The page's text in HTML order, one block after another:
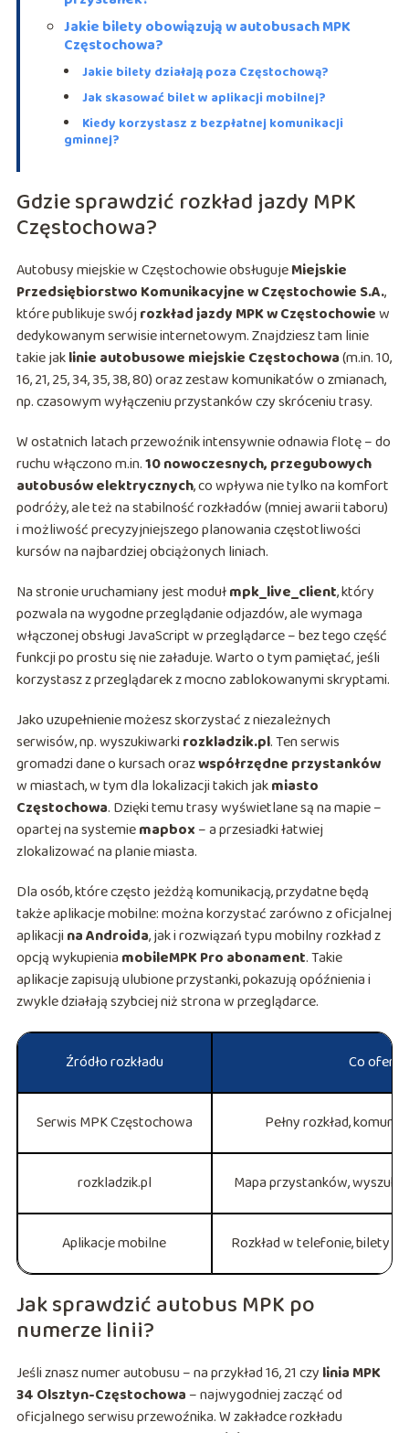
Jakie bilety obowiązują w autobusach MPK
Częstochowa?
Jakie bilety działają poza Częstochową?
Jak skasować bilet w aplikacji mobilnej?
Kiedy korzystasz z bezpłatnej komunikacji
gminnej?
Gdzie sprawdzić rozkład jazdy MPK
Częstochowa?
Autobusy miejskie w Częstochowie obsługujeMiejskie
Przedsiębiorstwo Komunikacyjne w Częstochowie S.A.,
które publikuje swójrozkład jazdy MPK w Częstochowiew
dedykowanym serwisie internetowym. Znajdziesz tam linie
takie jaklinie autobusowe miejskie Częstochowa(m.in. 10,
16, 21, 25, 34, 35, 38, 80) oraz zestaw komunikatów o zmianach,
np. czasowym wyłączeniu przystanków czy skróceniu trasy.
W ostatnich latach przewoźnik intensywnie odnawia flotę – do
ruchu włączono m.in.10 nowoczesnych, przegubowych
autobusów elektrycznych, co wpływa nie tylko na komfort
podróży, ale też na stabilność rozkładów (mniej awarii taboru)
i możliwość precyzyjniejszego planowania częstotliwości
kursów na najbardziej obciążonych liniach.
Na stronie uruchamiany jest modułmpk_live_client, który
pozwala na wygodne przeglądanie odjazdów, ale wymaga
włączonej obsługi JavaScript w przeglądarce – bez tego część
funkcji po prostu się nie załaduje. Warto o tym pamiętać, jeśli
korzystasz z przeglądarek z mocno zablokowanymi skryptami.
Jako uzupełnienie możesz skorzystać z niezależnych
serwisów, np. wyszukiwarki rozkladzik.pl. Ten serwis
gromadzi dane o kursach orazwspółrzędne przystanków
w miastach, w tym dla lokalizacji takich jakmiasto
Częstochowa. Dzięki temu trasy wyświetlane są na mapie –
opartej na systemiemapbox – a przesiadki łatwiej
zlokalizować na planie miasta.
Dla osób, które często jeżdżą komunikacją, przydatne będą
także aplikacje mobilne: można korzystać zarówno z oficjalnej
aplikacji na Androida, jak i rozwiązań typu mobilny rozkład z
opcją wykupienia mobileMPK Pro abonament. Takie
aplikacje zapisują ulubione przystanki, pokazują opóźnienia i
zwykle działają szybciej niż strona w przeglądarce.
Źródło rozkładu Co
Serwis MPK Częstochowa Pełny rozkład,
rozkladzik.pl Mapa przystanków,
Aplikacje mobilne Rozkład w telefonie, bilety
Jak sprawdzić autobus MPK po
numerze linii?
Jeśli znasz numer autobusu – na przykład 16, 21 czy linia MPK
34 Olsztyn-Częstochowa – najwygodniej zacząć od
oficjalnego serwisu przewoźnika. W zakładce rozkładu